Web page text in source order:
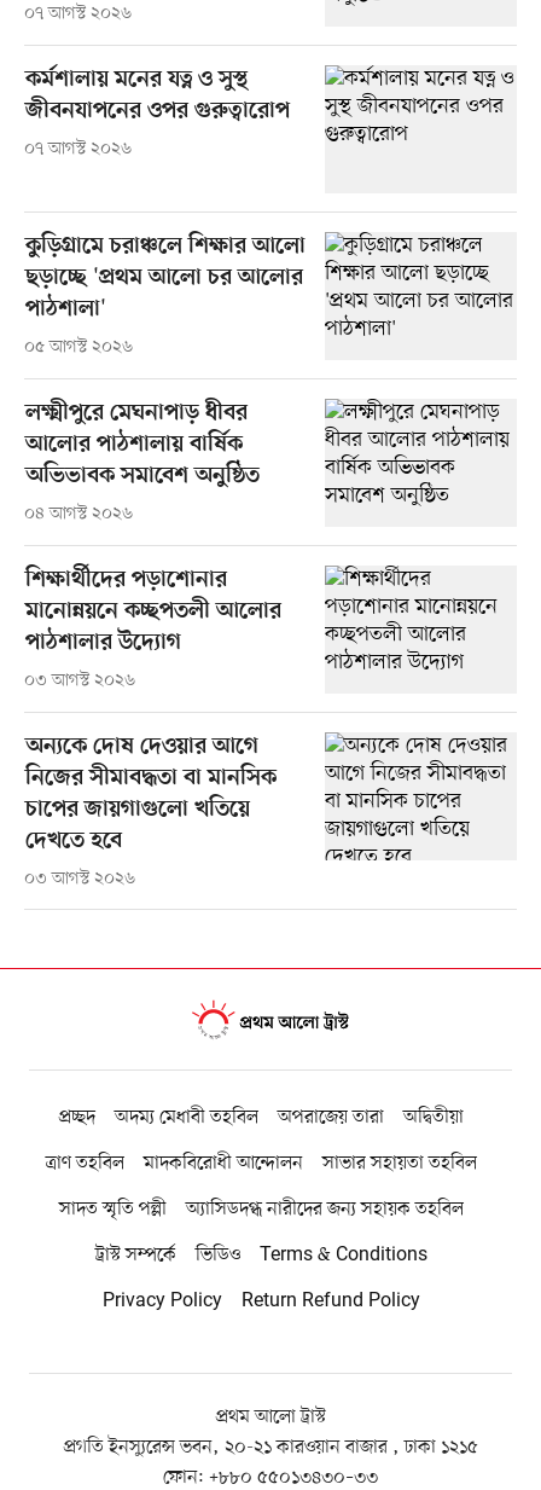
০৭ আগস্ট ২০২৬
কর্মশালায় মনের যত্ন ও সুস্থ
জীবনযাপনের ওপর গুরুত্বারোপ
০৭ আগস্ট ২০২৬
কুড়িগ্রামে চরাঞ্চলে শিক্ষার আলো
ছড়াচ্ছে 'প্রথম আলো চর আলোর
পাঠশালা'
০৫ আগস্ট ২০২৬
লক্ষ্মীপুরে মেঘনাপাড় ধীবর
আলোর পাঠশালায় বার্ষিক
অভিভাবক সমাবেশ অনুষ্ঠিত
০৪ আগস্ট ২০২৬
শিক্ষার্থীদের পড়াশোনার
মানোন্নয়নে কচ্ছপতলী আলোর
পাঠশালার উদ্যোগ
০৩ আগস্ট ২০২৬
অন্যকে দোষ দেওয়ার আগে
নিজের সীমাবদ্ধতা বা মানসিক
চাপের জায়গাগুলো খতিয়ে
দেখতে হবে
০৩ আগস্ট ২০২৬
প্রচ্ছদ অদম্য মেধাবী তহবিল অপরাজেয় তারা
অদ্বিতীয়া
ত্রাণ তহবিল
মাদকবিরোধী আন্দোলন
সাভার সহায়তা তহবিল
সাদত স্মৃতি পল্লী
অ্যাসিডদগ্ধ নারীদের জন্য সহায়ক তহবিল
ট্রাস্ট সম্পর্কে
ভিডিও
Terms & Conditions
Privacy Policy
Return Refund Policy
প্রথম আলো ট্রাস্ট
প্রগতি ইনস্যুরেন্স ভবন, ২০-২১ কারওয়ান বাজার , ঢাকা ১২১৫
ফোন: +৮৮০ ৫৫০১৩৪৩০–৩৩